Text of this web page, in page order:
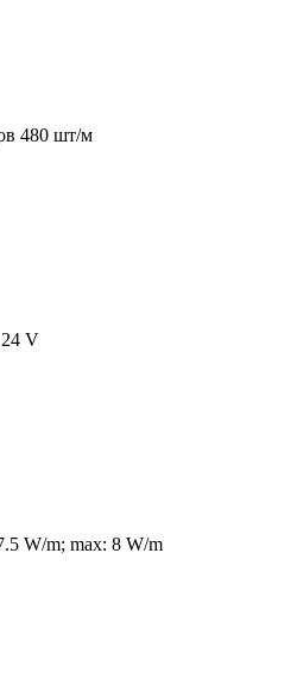
480 шт/м
24 V
W/m; max: 8 W/m